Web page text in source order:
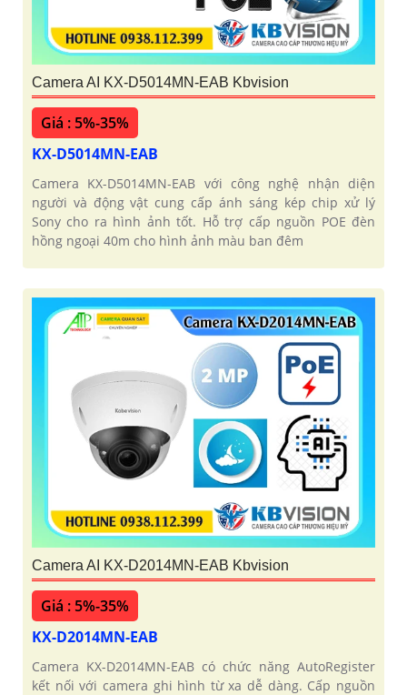
Camera AI KX-D5014MN-EAB Kbvision
Giá : 5%-35%
KX-D5014MN-EAB
Camera KX-D5014MN-EAB với công nghệ nhận diện
người và động vật cung cấp ánh sáng kép chip xử lý
Sony cho ra hình ảnh tốt. Hỗ trợ cấp nguồn POE đèn
hồng ngoại 40m cho hình ảnh màu ban đêm
Camera AI KX-D2014MN-EAB Kbvision
Giá : 5%-35%
KX-D2014MN-EAB
Camera KX-D2014MN-EAB có chức năng AutoRegister
kết nối với camera ghi hình từ xa dễ dàng. Cấp nguồn